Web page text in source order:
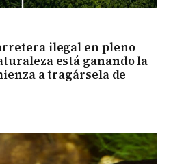
ilegal en pleno
está ganando la
a tragársela de